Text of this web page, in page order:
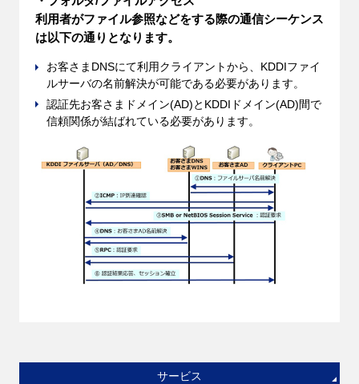
利用者がファイル参照などをする際の通信シーケンス
は以下の通りとなります。
お客さまDNSにて利用クライアントから、KDDIファイ
ルサーバの名前解決が可能である必要があります。
認証先お客さまドメイン(AD)とKDDIドメイン(AD)間で
信頼関係が結ばれている必要があります。
サービス